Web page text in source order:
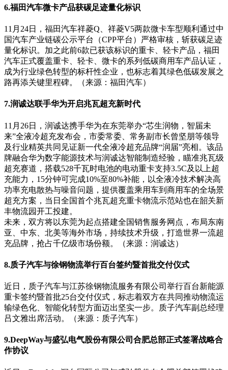
6.福田汽车微卡产品获碳足迹量化标识
11月24日，福田汽车祥菱Q、祥菱V5两款微卡车型顺利通过中
国汽车产业链碳公示平台（CPP平台）严格审核，斩获碳足迹
量化标识。加之此前6款已获该标识的重卡、轻卡产品，福田
汽车正式覆盖重卡、轻卡、微卡的系列低碳商用车产品认证，
成为行业绿色转型的标杆性企业，也标志着其绿色低碳发展之
路再添关键里程碑。（来源：福田汽车）
7.润诚达联手华为开启兆瓦超充新时代
11月26日，润诚达携手华为在东莞举办“芯生润物，智届未
来”全液冷超充发布会，市委常委、常务副市长曾坚朋等领导
及行业精英共同见证新一代全液冷超充品牌“润届”亮相。该品
牌融合华为数字能源技术与润诚达智能制造经验，瞄准兆瓦级
超充赛道，搭载528千瓦时电池的电动重卡支持3.5C及以上超
充能力，15分钟可完成10%至80%补能，以全液冷技术解决高
功率充电散热与噪音问题，提供覆盖乘用车到商用车的全场景
超充方案，当日全国首个兆瓦超充重卡物流示范站也在韶关新
丰物流园开工投建。
未来，双方将以东莞为起点搭建全国销售服务网点，布局东南
亚、中东、北美等海外市场，持续技术升级，打造世界一流超
充品牌，抢占千亿级市场份额。（来源：润诚达）
8.质子汽车与徐钢物流举行百台签约暨首批交付仪式
近日，质子汽车与江苏徐钢物流服务有限公司举行百台新能源
重卡签约暨首批25台交付仪式，标志着双方在共同推动物流运
输绿色化、智能化转型方面迈出坚实一步。质子汽车副总经理
吕文雅出席活动。（来源：质子汽车）
9.DeepWay与盛弘电气股份有限公司合肥总部正式签署战略合
作协议